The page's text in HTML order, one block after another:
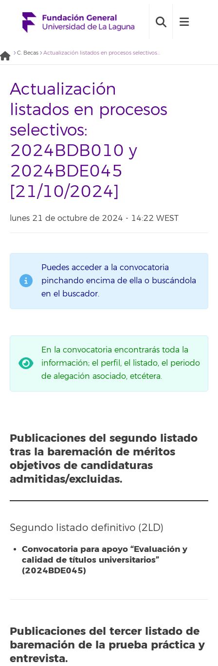
C. Becas Actualización listados en procesos selectivos: 2024BDB010 y 2024BDE045 [21/10/2024]
Actualización
listados en procesos
selectivos:
2024BDB010 y
2024BDE045
[21/10/2024]
lunes 21 de octubre de 2024 - 14:22 WEST
Puedes acceder a la convocatoria
pinchando encima de ella o buscándola
en el buscador.
En la convocatoria encontrarás toda la
información; el perfil, el listado, el periodo
de alegación asociado, etcétera.
Publicaciones del segundo listado
tras la baremación de méritos
objetivos de candidaturas
admitidas/excluidas.
Segundo listado definitivo (2LD)
Convocatoria para apoyo “Evaluación y
calidad de títulos universitarios”
(2024BDE045)
Publicaciones del tercer listado de
baremación de la prueba práctica y
entrevista.